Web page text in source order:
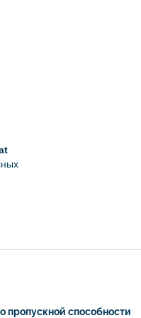
пропускной способности